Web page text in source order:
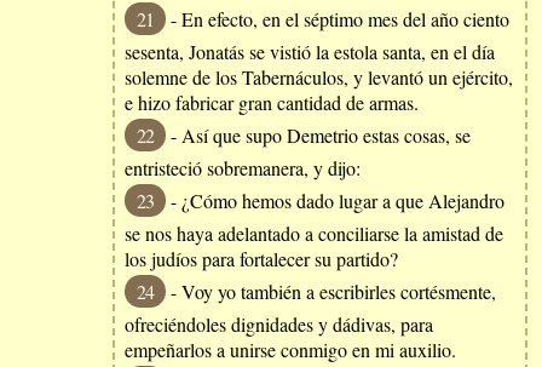
21
- En efecto, en el séptimo mes del año ciento
sesenta, Jonatás se vistió la estola santa, en el día
solemne de los Tabernáculos, y levantó un ejército,
e hizo fabricar gran cantidad de armas.
22
- Así que supo Demetrio estas cosas, se
entristeció sobremanera, y dijo:
23
- ¿Cómo hemos dado lugar a que Alejandro
se nos haya adelantado a conciliarse la amistad de
los judíos para fortalecer su partido?
24
- Voy yo también a escribirles cortésmente,
ofreciéndoles dignidades y dádivas, para
empeñarlos a unirse conmigo en mi auxilio.